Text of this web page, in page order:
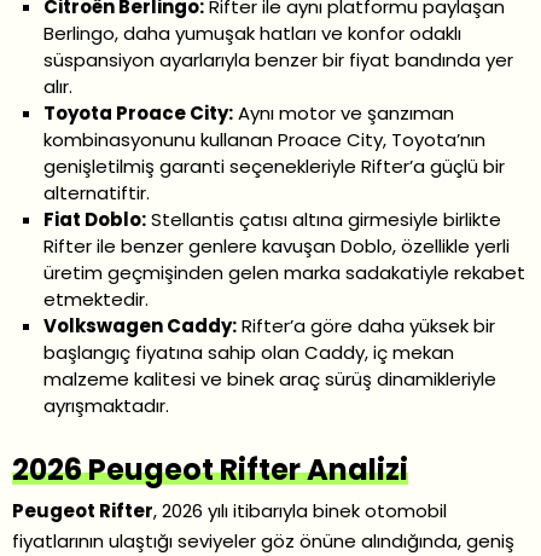
Citroën Berlingo:Rifter ile aynı platformu paylaşan
Berlingo, daha yumuşak hatları ve konfor odaklı
süspansiyon ayarlarıyla benzer bir fiyat bandında yer
alır.
Toyota Proace City:Aynı motor ve şanzıman
kombinasyonunu kullanan Proace City, Toyota’nın
genişletilmiş garanti seçenekleriyle Rifter’a güçlü bir
alternatiftir.
Fiat Doblo:Stellantis çatısı altına girmesiyle birlikte
Rifter ile benzer genlere kavuşan Doblo, özellikle yerli
üretim geçmişinden gelen marka sadakatiyle rekabet
etmektedir.
Volkswagen Caddy:Rifter’a göre daha yüksek bir
başlangıç fiyatına sahip olan Caddy, iç mekan
malzeme kalitesi ve binek araç sürüş dinamikleriyle
ayrışmaktadır.
2026 Peugeot Rifter Analizi
Peugeot Rifter, 2026 yılı itibarıyla binek otomobil
fiyatlarının ulaştığı seviyeler göz önüne alındığında, geniş